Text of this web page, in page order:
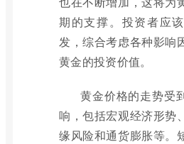
期的支撑。投资者应
发，综合考虑各种影响
黄金的投资价值。
黄金价格的走势受
响，包括宏观经济形势
缘风险和通货膨胀等。